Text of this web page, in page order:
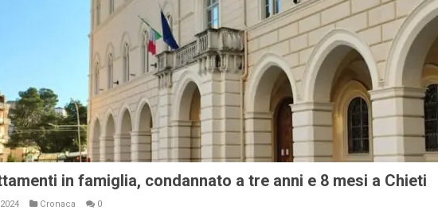
in famiglia, condannato a tre anni e 8 mesi a Chieti
Cronaca 0